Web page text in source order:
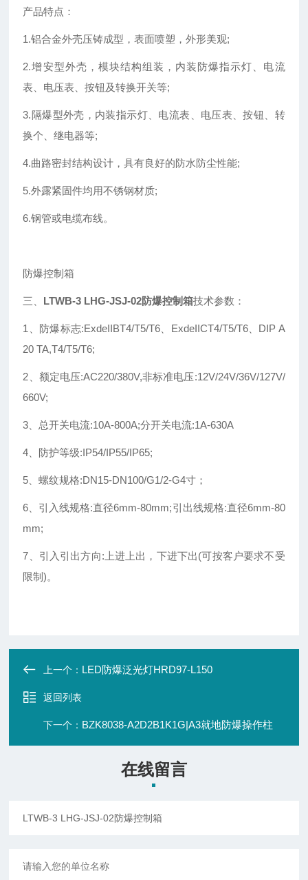
产品特点：
1.铝合金外壳压铸成型，表面喷塑，外形美观;
2.增安型外壳，模块结构组装，内装防爆指示灯、电流
表、电压表、按钮及转换开关等;
3.隔爆型外壳，内装指示灯、电流表、电压表、按钮、转
换个、继电器等;
4.曲路密封结构设计，具有良好的防水防尘性能;
5.外露紧固件均用不锈钢材质;
6.钢管或电缆布线。
防爆控制箱
三、 LTWB-3 LHG-JSJ-02防爆控制箱技术参数：
1、防爆标志:ExdeIIBT4/T5/T6、ExdeIICT4/T5/T6、DIP A
20 TA,T4/T5/T6;
2、额定电压:AC220/380V,非标准电压:12V/24V/36V/127V/
660V;
3、总开关电流:10A-800A;分开关电流:1A-630A
4、防护等级:IP54/IP55/IP65;
5、螺纹规格:DN15-DN100/G1/2-G4寸；
6、引入线规格:直径6mm-80mm;引出线规格:直径6mm-80
mm;
7、引入引出方向:上进上出，下进下出(可按客户要求不受
限制)。
上一个： LED防爆泛光灯HRD97-L150
返回列表
下一个： BZK8038-A2D2B1K1G|A3就地防爆操作柱
在线留言